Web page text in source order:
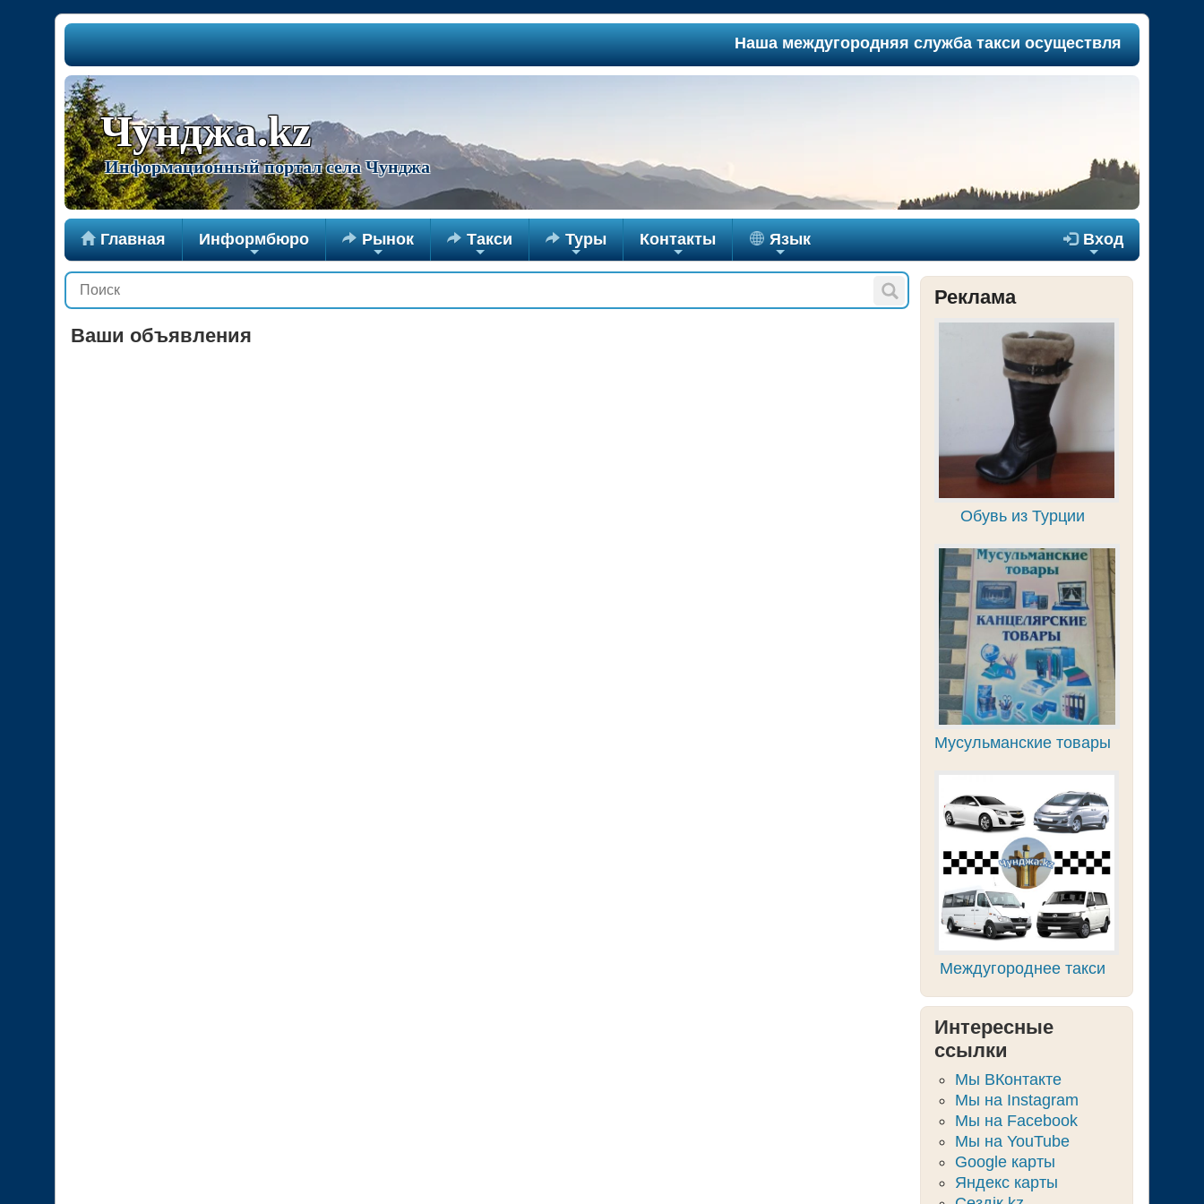
Наша междугородняя служба такси осуществляет
Чунджа.kz
Информационный портал села Чунджа
 Главная
+
Информбюро
+
 Рынок
+
 Такси
+
 Туры
+
Контакты
+
Язык  Вход
Ваши объявления
Реклама
Обувь из Турции
Мусульманские товары
Междугороднее такси
Интересные
ссылки
Мы ВКонтакте
Мы на Instagram
Мы на Facebook
Мы на YouTube
Google карты
Яндекс карты